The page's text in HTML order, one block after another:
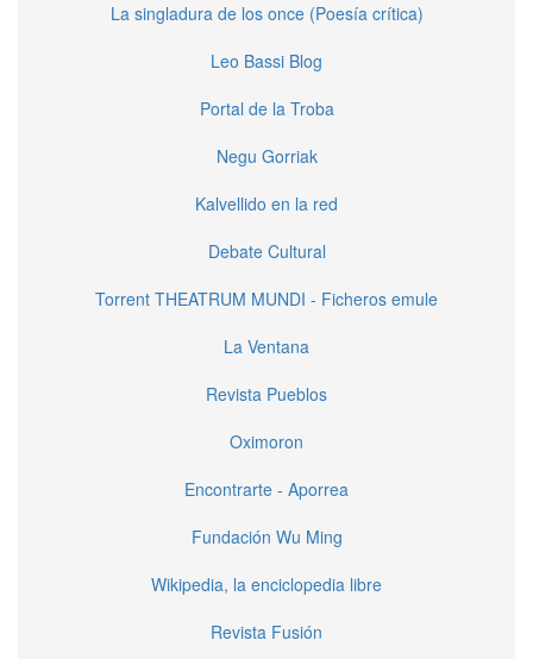
La singladura de los once (Poesía crítica)
Leo Bassi Blog
Portal de la Troba
Negu Gorriak
Kalvellido en la red
Debate Cultural
Torrent THEATRUM MUNDI - Ficheros emule
La Ventana
Revista Pueblos
Oximoron
Encontrarte - Aporrea
Fundación Wu Ming
Wikipedia, la enciclopedia libre
Revista Fusión